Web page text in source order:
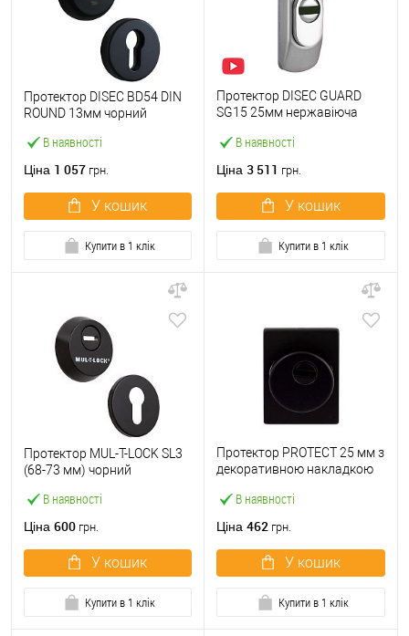
В наявності
Протектор DISEC BD54 DIN
ROUND 13мм чорний
Ціна 1 057 грн.
У кошик
Купити в 1 клік
В наявності
Протектор DISEC GUARD
SG15 25мм нержавіюча
Ціна 3 511 грн.
У кошик
Купити в 1 клік
В наявності
Протектор MUL-T-LOCK SL3
(68-73 мм) чорний
Ціна 600 грн.
У кошик
Купити в 1 клік
В наявності
Протектор PROTECT 25 мм з
декоративною накладкою
Ціна 462 грн.
У кошик
Купити в 1 клік